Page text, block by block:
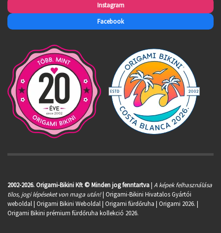
Instagram
Facebook
2002-2026. Origami-Bikini Kft © Minden jog fenntartva| A képek felhasználása
tilos, jogi lépéseket von maga után!| Origami-Bikini Hivatalos Gyártói
weboldal | Origami Bikini Weboldal | Origami fürdőruha | Origami 2026. |
Origami Bikini prémium fürdőruha kollekció 2026.